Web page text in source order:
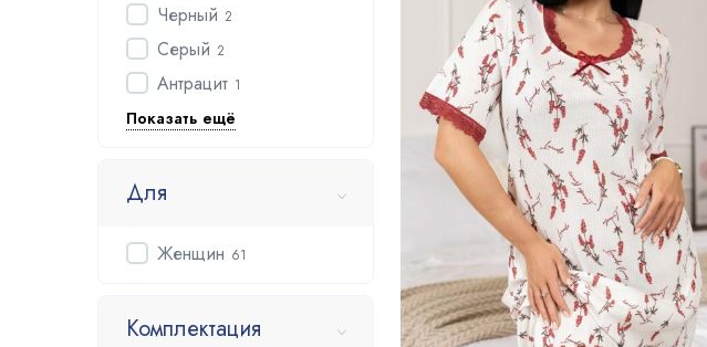
Черный 2
Серый 2
Антрацит 1
Показать ещё
Для
Женщин 61
Комплектация